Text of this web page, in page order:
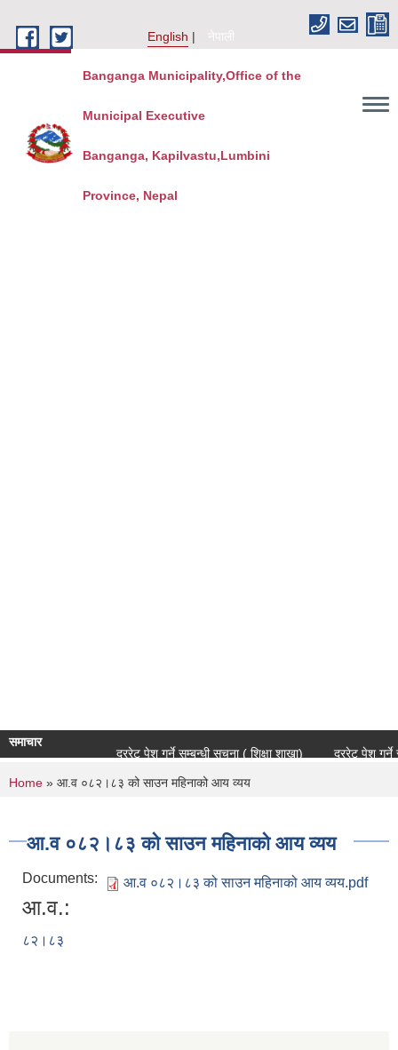
English
नेपाली
Banganga Municipality,Office of the
Municipal Executive
Banganga, Kapilvastu,Lumbini
Province, Nepal
समाचार
दररेट पेश गर्ने सम्बन्धी सूचना ( शिक्षा शाखा)
दररेट पेश गर्ने
You are here
Home » आ.व ०८२।८३ को साउन महिनाको आय व्यय
आ.व ०८२।८३ को साउन महिनाको आय व्यय
Documents: आ.व ०८२।८३ को साउन महिनाको आय व्यय.pdf
आ.व.:
८२।८३